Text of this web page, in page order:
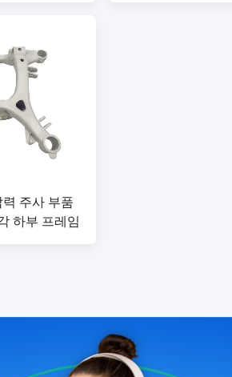
주사 부품
하부 프레임